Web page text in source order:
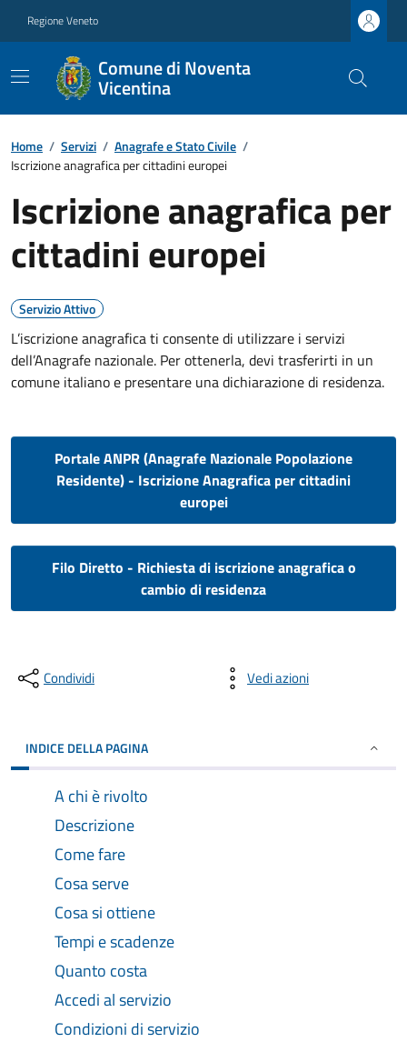
Regione Veneto
Comune di Noventa
Vicentina
Home / Servizi / Anagrafe e Stato Civile /
Iscrizione anagrafica per cittadini europei
Iscrizione anagrafica per
cittadini europei
Servizio Attivo
L’iscrizione anagrafica ti consente di utilizzare i servizi
dell’Anagrafe nazionale. Per ottenerla, devi trasferirti in un
comune italiano e presentare una dichiarazione di residenza.
Portale ANPR (Anagrafe Nazionale Popolazione
Residente) - Iscrizione Anagrafica per cittadini
europei
Filo Diretto - Richiesta di iscrizione anagrafica o
cambio di residenza
Condividi Vedi azioni
INDICE DELLA PAGINA
A chi è rivolto
Descrizione
Come fare
Cosa serve
Cosa si ottiene
Tempi e scadenze
Quanto costa
Accedi al servizio
Condizioni di servizio